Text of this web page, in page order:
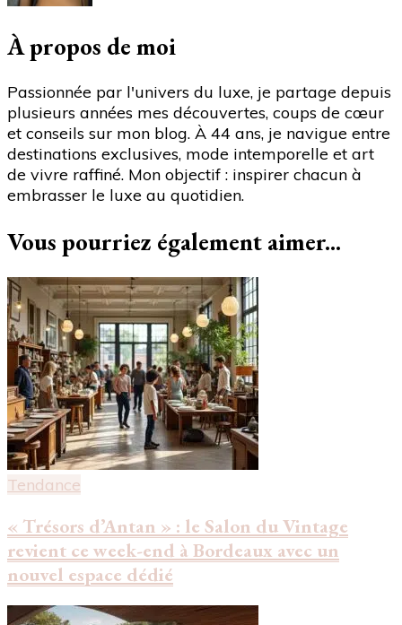
depuis
deux
À propos de moi
Passionnée par l'univers du luxe, je partage depuis
plusieurs années mes découvertes, coups de cœur
et conseils sur mon blog. À 44 ans, je navigue entre
destinations exclusives, mode intemporelle et art
de vivre raffiné. Mon objectif : inspirer chacun à
embrasser le luxe au quotidien.
Vous pourriez également aimer...
Tendance
« Trésors d’Antan » : le Salon du Vintage
revient ce week-end à Bordeaux avec un
nouvel espace dédié